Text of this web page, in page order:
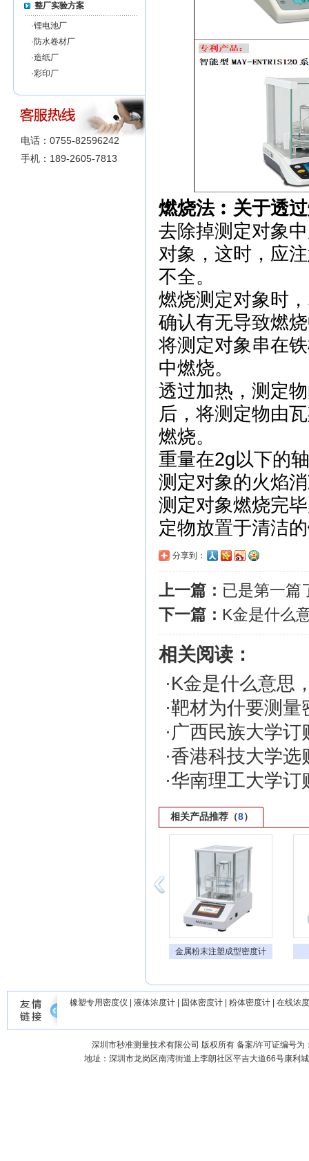
整厂实验方案
·锂电池厂
·防水卷材厂
·造纸厂
·彩印厂
电话：0755-82596242
手机：189-2605-7813
燃烧法︰关于透
去除掉测定对象
对象，这时，应
不全。
燃烧测定对象时
确认有无导致燃
将测定对象串在
中燃烧。
透过加热，测定
后，将测定物由
燃烧。
重量在2g以下的
测定对象的火焰
测定对象燃烧完
定物放置于清洁
分享到：
上一篇： 已是第一篇
下一篇： K金是什么
相关阅读：
·K金是什么意思
·靶材为什要测量
·广西民族大学
·香港科技大学选
·华南理工大学订
相关产品推荐（8）
金属粉末注塑成型密度计
橡塑专用密度仪 液体浓度计 固体密度计 粉体密度计 在线浓
深圳市秒准测量技术有限公司 版权所有 备案/许可证编号为
地址：深圳市龙岗区南湾街道上李朗社区平吉大道66号康利